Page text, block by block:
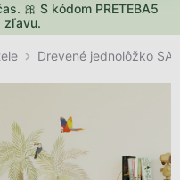
🎀 S kódom PRETEBA5
zľavu.
Drevené jednolôžko
PREJSŤ DO KOŠÍKA
PREJSŤ DO KOŠÍKA